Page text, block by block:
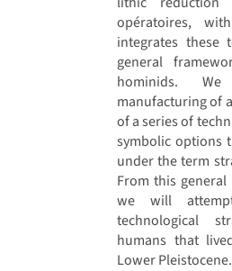
opératoires,
integrates these
general
hominids.
manufacturing of
of a series of
symbolic options
under the term
From this
we will
technological
humans that
Lower